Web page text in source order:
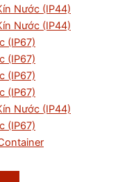
Nước (IP44)
Nước (IP44)
(IP67)
(IP67)
(IP67)
(IP67)
Nước (IP44)
(IP67)